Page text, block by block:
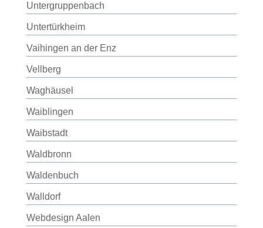
Untergruppenbach
Untertürkheim
Vaihingen an der Enz
Vellberg
Waghäusel
Waiblingen
Waibstadt
Waldbronn
Waldenbuch
Walldorf
Webdesign Aalen